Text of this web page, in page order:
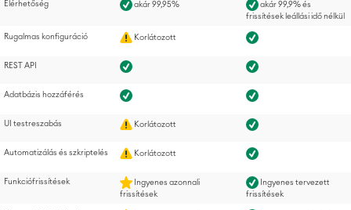
Elérhetőség akár 99,95%
akár 99,9% és
frissítések leállási idő nélkül
Rugalmas konfiguráció Korlátozott
REST API
Adatbázis hozzáférés
UI testreszabás Korlátozott
Automatizálás és szkriptelés Korlátozott
Funkciófrissítések
Ingyenes azonnali
frissítések
Ingyenes tervezett
frissítések